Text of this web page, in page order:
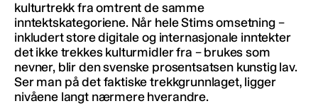
kulturtrekk fra omtrent de samme
inntektskategoriene. Når hele Stims omsetning –
inkludert store digitale og internasjonale inntekter
det ikke trekkes kulturmidler fra – brukes som
nevner, blir den svenske prosentsatsen kunstig lav.
Ser man på det faktiske trekkgrunnlaget, ligger
nivåene langt nærmere hverandre.